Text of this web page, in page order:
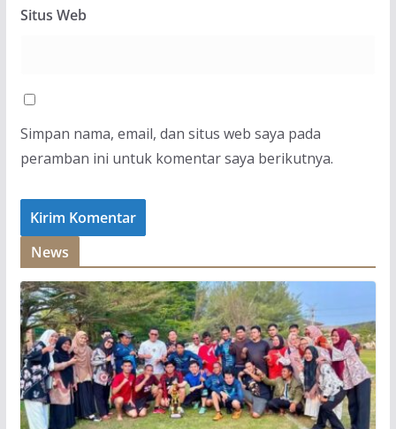
Situs Web
Simpan nama, email, dan situs web saya pada
peramban ini untuk komentar saya berikutnya.
News